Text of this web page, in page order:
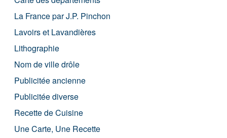
La France par J.P. Pinchon
Lavoirs et Lavandières
Lithographie
Nom de ville drôle
Publicitée ancienne
Publicitée diverse
Recette de Cuisine
Une Carte, Une Recette